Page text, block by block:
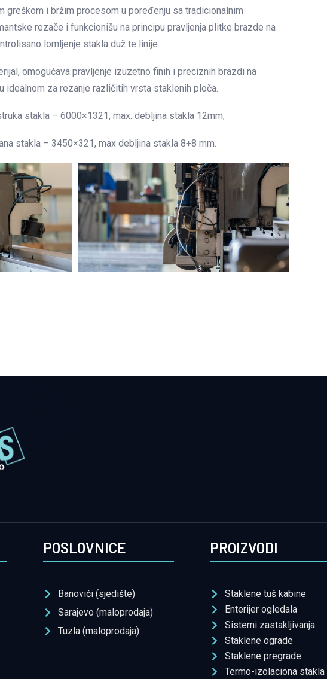
greškom i bržim procesom u poređenju sa tradicionalnim
rezače i funkcionišu na principu pravljenja plitke brazde na
lomljenje stakla duž te linije.
omogućava pravljenje izuzetno finih i preciznih brazdi na
idealnom za rezanje različitih vrsta staklenih ploča.
stakla – 6000×1321, max. debljina stakla 12mm,
stakla – 3450×321, max debljina stakla 8+8 mm.
POSLOVNICE
Banovići (sjedište)
Sarajevo (maloprodaja)
Tuzla (maloprodaja)
PROIZVODI
Staklene tuš kabine
Enterijer ogledala
Sistemi zastakljivanja
Staklene ograde
Staklene pregrade
Termo-izolaciona stakla